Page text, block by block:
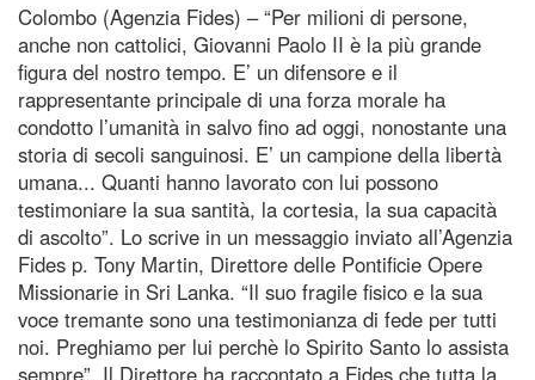
Colombo (Agenzia Fides) – “Per milioni di persone,
anche non cattolici, Giovanni Paolo II è la più grande
figura del nostro tempo. E’ un difensore e il
rappresentante principale di una forza morale ha
condotto l’umanità in salvo fino ad oggi, nonostante una
storia di secoli sanguinosi. E’ un campione della libertà
umana... Quanti hanno lavorato con lui possono
testimoniare la sua santità, la cortesia, la sua capacità
di ascolto”. Lo scrive in un messaggio inviato all’Agenzia
Fides p. Tony Martin, Direttore delle Pontificie Opere
Missionarie in Sri Lanka. “Il suo fragile fisico e la sua
voce tremante sono una testimonianza di fede per tutti
noi. Preghiamo per lui perchè lo Spirito Santo lo assista
sempre”. Il Direttore ha raccontato a Fides che tutta la